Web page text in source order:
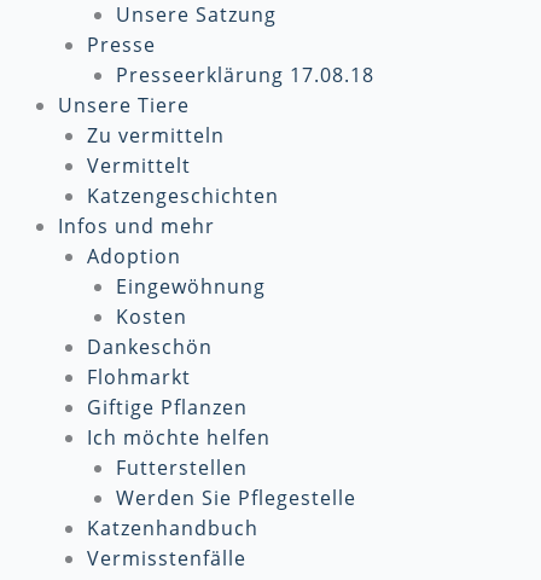
Unsere Satzung
Presse
Presseerklärung 17.08.18
Unsere Tiere
Zu vermitteln
Vermittelt
Katzengeschichten
Infos und mehr
Adoption
Eingewöhnung
Kosten
Dankeschön
Flohmarkt
Giftige Pflanzen
Ich möchte helfen
Futterstellen
Werden Sie Pflegestelle
Katzenhandbuch
Vermisstenfälle